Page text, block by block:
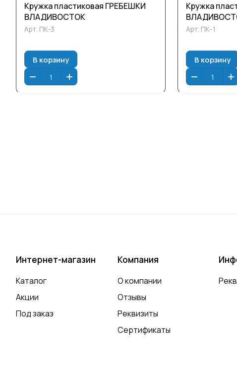
Кружка пластиковая ГРЕБЕШКИ
ВЛАДИВОСТОК
Арт. ПК-3
В корзину
Кружка
Арт. ПК-1
В корзину
Интернет-магазин
Каталог
Акции
Под заказ
Компания
О компании
Отзывы
Реквизиты
Сертификаты